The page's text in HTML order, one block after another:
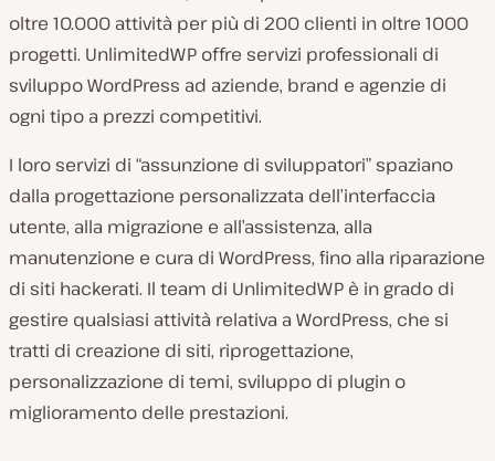
oltre 10.000 attività per più di 200 clienti in oltre 1000
progetti. UnlimitedWP offre servizi professionali di
sviluppo WordPress ad aziende, brand e agenzie di
ogni tipo a prezzi competitivi.
I loro servizi di “assunzione di sviluppatori” spaziano
dalla progettazione personalizzata dell’interfaccia
utente, alla migrazione e all’assistenza, alla
manutenzione e cura di WordPress, fino alla riparazione
di siti hackerati. Il team di UnlimitedWP è in grado di
gestire qualsiasi attività relativa a WordPress, che si
tratti di creazione di siti, riprogettazione,
personalizzazione di temi, sviluppo di plugin o
miglioramento delle prestazioni.